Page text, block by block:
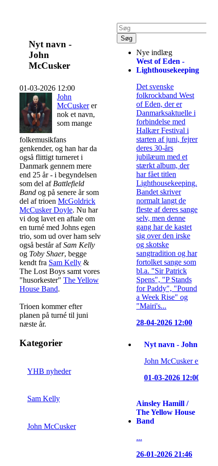
Nyt navn -
John
McCusker
01-03-2026 12:00
John
McCuskerer
nok et navn,
som mange
folkemusikfans
genkender, og han har da
også flittigt turneret i
Danmark gennem mere
end 25 år - i begyndelsen
som del afBattlefield
Band og på senere år som
del af trioen McGoldrick
McCusker Doyle. Nu har
vi dog lavet en aftale om
en turné med Johns egen
trio, som ud over ham selv
også består afSam Kelly
og Toby Shaer, begge
kendt fra Sam Kelly &
The Lost Boys samt vores
"husorkester" The Yellow
House Band.
Trioen kommer efter
planen på turné til juni
næste år.
Kategorier
YHB nyheder
Sam Kelly
John McCusker
Nye indlæg
West of Eden -
Lighthousekeeping
Det svenske
folkrockband West
of Eden, der er
Danmarksaktuelle i
forbindelse med
Halkær Festival i
starten af juni, fejrer
deres 30-års
jubilæum med et
stærkt album, der
har fået titlen
Lighthousekeeping.
Bandet skriver
normalt langt de
fleste af deres sange
selv, men denne
gang har de kastet
sig over den irske
og skotske
sangtradition og har
fortolket sange som
bl.a. "Sir Patrick
Spens", "P Stands
for Paddy", "Pound
a Week Rise" og
"Mairi's...
28-04-2026 12:00
Nyt navn - John
John McCusker er nok
01-03-2026 12:00
Ainsley Hamill /
The Yellow House
Band
...
26-01-2026 21:46